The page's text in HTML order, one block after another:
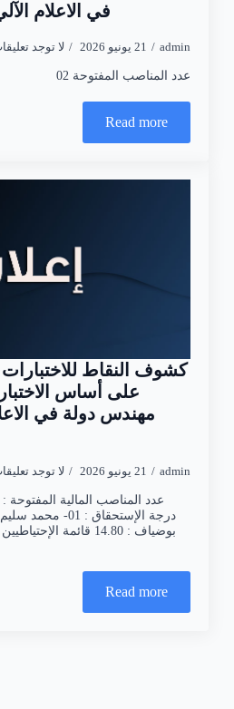
في الاعلام
admin 21 يونيو 2026 لا توجد
عدد المناصب المفتوحة 02
Read more
كشوف النقاط للاختبارات
على أساس
مهندس دولة في
admin 21 يونيو 2026 لا توجد
بوضياف : 14.80 قائمة
Read more